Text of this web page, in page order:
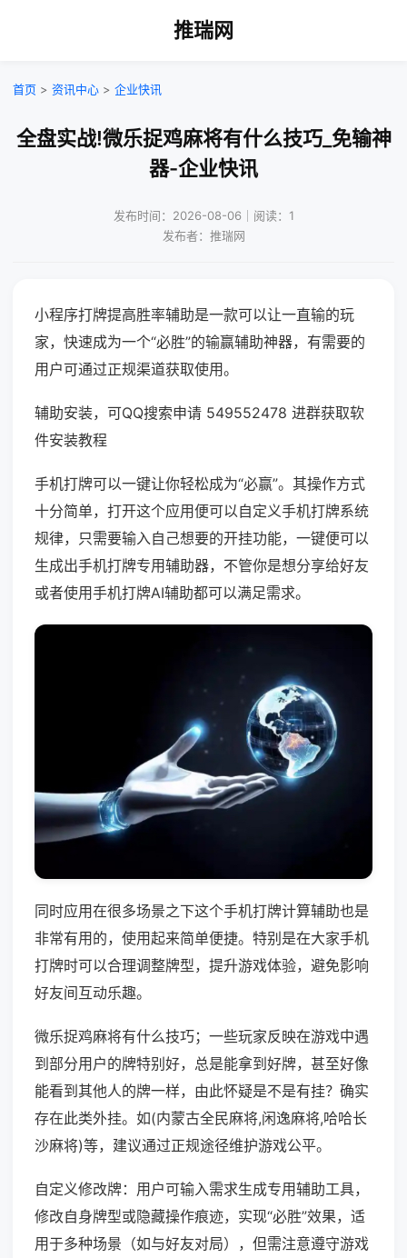
推瑞网
首页 > 资讯中心 > 企业快讯
全盘实战!微乐捉鸡麻将有什么技巧_免输神
器-企业快讯
发布时间：2026-08-06｜阅读：1
发布者：推瑞网
小程序打牌提高胜率辅助是一款可以让一直输的玩
家，快速成为一个“必胜”的输赢辅助神器，有需要的
用户可通过正规渠道获取使用。
辅助安装，可QQ搜索申请 549552478 进群获取软
件安装教程
手机打牌可以一键让你轻松成为“必赢”。其操作方式
十分简单，打开这个应用便可以自定义手机打牌系统
规律，只需要输入自己想要的开挂功能，一键便可以
生成出手机打牌专用辅助器，不管你是想分享给好友
或者使用手机打牌AI辅助都可以满足需求。
同时应用在很多场景之下这个手机打牌计算辅助也是
非常有用的，使用起来简单便捷。特别是在大家手机
打牌时可以合理调整牌型，提升游戏体验，避免影响
好友间互动乐趣。
微乐捉鸡麻将有什么技巧；一些玩家反映在游戏中遇
到部分用户的牌特别好，总是能拿到好牌，甚至好像
能看到其他人的牌一样，由此怀疑是不是有挂？确实
存在此类外挂。如(内蒙古全民麻将,闲逸麻将,哈哈长
沙麻将)等，建议通过正规途径维护游戏公平。
自定义修改牌：用户可输入需求生成专用辅助工具，
修改自身牌型或隐藏操作痕迹，实现“必胜”效果，适
用于多种场景（如与好友对局），但需注意遵守游戏